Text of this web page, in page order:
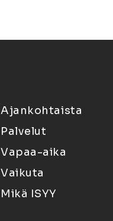
Ajankohtaista
Palvelut
Vapaa-aika
Vaikuta
Mikä ISYY